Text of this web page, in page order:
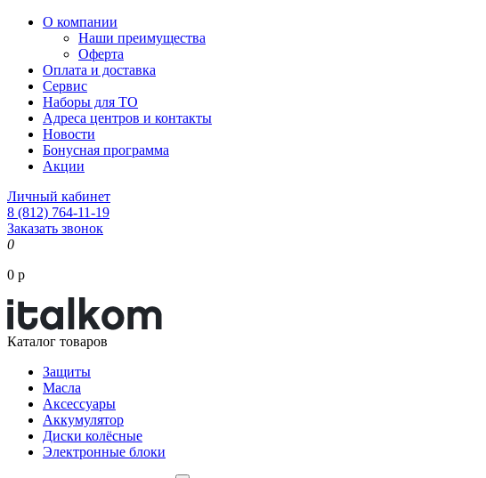
О компании
Наши преимущества
Оферта
Оплата и доставка
Сервис
Наборы для ТО
Адреса центров и контакты
Новости
Бонусная программа
Акции
Личный кабинет
8 (812) 764-11-19
Заказать звонок
0
0 р
Каталог товаров
Защиты
Масла
Аксессуары
Аккумулятор
Диски колёсные
Электронные блоки